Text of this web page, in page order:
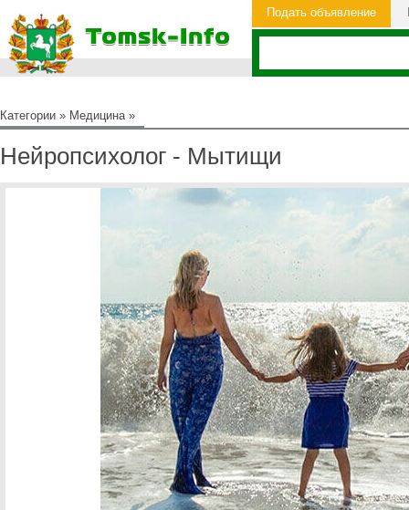
Подать объявление
Категории » Медицина»
Нейропсихолог - Мытищи